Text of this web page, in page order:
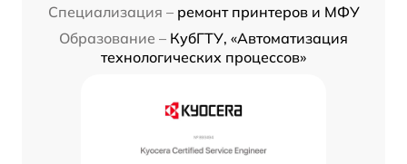
Специализация – ремонт принтеров и МФУ
Образование – КубГТУ, «Автоматизация
технологических процессов»